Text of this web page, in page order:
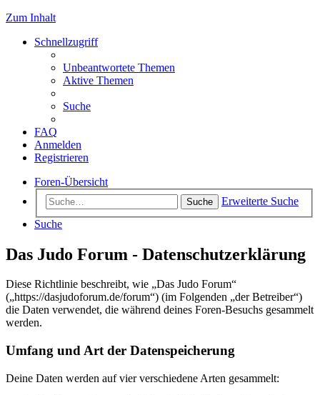
Zum Inhalt
Schnellzugriff
Unbeantwortete Themen
Aktive Themen
Suche
FAQ
Anmelden
Registrieren
Foren-Übersicht
Suche
Erweiterte Suche
Suche
Das Judo Forum - Datenschutzerklärung
Diese Richtlinie beschreibt, wie „Das Judo Forum“
(„https://dasjudoforum.de/forum“) (im Folgenden „der Betreiber“)
die Daten verwendet, die während deines Foren-Besuchs gesammelt
werden.
Umfang und Art der Datenspeicherung
Deine Daten werden auf vier verschiedene Arten gesammelt: